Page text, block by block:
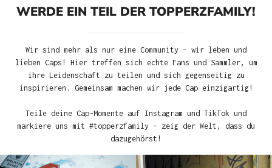
WERDE EIN TEIL DER TOPPERZFAMILY!
Wir sind mehr als nur eine Community – wir leben und
lieben Caps! Hier treffen sich echte Fans und Sammler, um
ihre Leidenschaft zu teilen und sich gegenseitig zu
inspirieren. Gemeinsam machen wir jede Cap einzigartig!
Teile deine Cap-Momente auf Instagram und TikTok und
markiere uns mit #topperzfamily – zeig der Welt, dass du
dazugehörst!